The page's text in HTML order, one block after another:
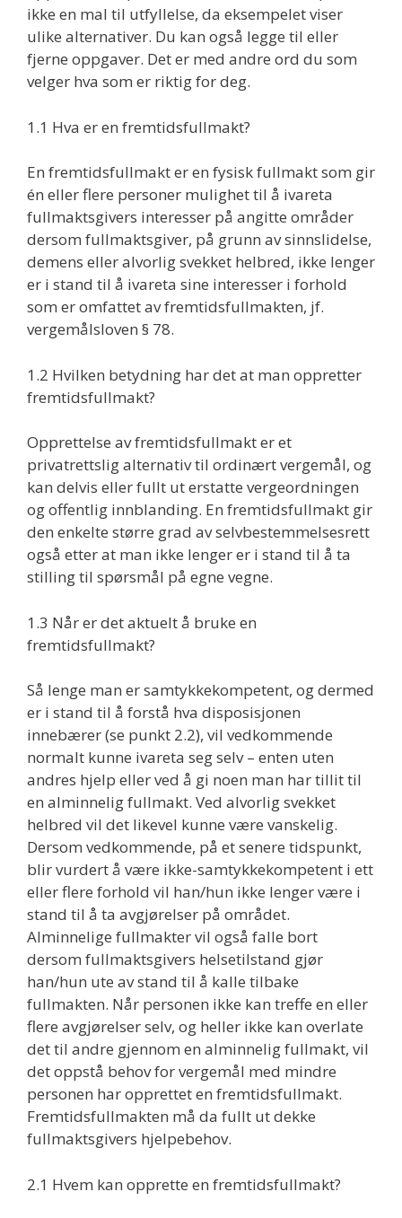
ikke en mal til utfyllelse, da eksempelet viser
ulike alternativer. Du kan også legge til eller
fjerne oppgaver. Det er med andre ord du som
velger hva som er riktig for deg.
1.1 Hva er en fremtidsfullmakt?
En fremtidsfullmakt er en fysisk fullmakt som gir
én eller flere personer mulighet til å ivareta
fullmaktsgivers interesser på angitte områder
dersom fullmaktsgiver, på grunn av sinnslidelse,
demens eller alvorlig svekket helbred, ikke lenger
er i stand til å ivareta sine interesser i forhold
som er omfattet av fremtidsfullmakten, jf.
vergemålsloven § 78.
1.2 Hvilken betydning har det at man oppretter
fremtidsfullmakt?
Opprettelse av fremtidsfullmakt er et
privatrettslig alternativ til ordinært vergemål, og
kan delvis eller fullt ut erstatte vergeordningen
og offentlig innblanding. En fremtidsfullmakt gir
den enkelte større grad av selvbestemmelsesrett
også etter at man ikke lenger er i stand til å ta
stilling til spørsmål på egne vegne.
1.3 Når er det aktuelt å bruke en
fremtidsfullmakt?
Så lenge man er samtykkekompetent, og dermed
er i stand til å forstå hva disposisjonen
innebærer (se punkt 2.2), vil vedkommende
normalt kunne ivareta seg selv – enten uten
andres hjelp eller ved å gi noen man har tillit til
en alminnelig fullmakt. Ved alvorlig svekket
helbred vil det likevel kunne være vanskelig.
Dersom vedkommende, på et senere tidspunkt,
blir vurdert å være ikke-samtykkekompetent i ett
eller flere forhold vil han/hun ikke lenger være i
stand til å ta avgjørelser på området.
Alminnelige fullmakter vil også falle bort
dersom fullmaktsgivers helsetilstand gjør
han/hun ute av stand til å kalle tilbake
fullmakten. Når personen ikke kan treffe en eller
flere avgjørelser selv, og heller ikke kan overlate
det til andre gjennom en alminnelig fullmakt, vil
det oppstå behov for vergemål med mindre
personen har opprettet en fremtidsfullmakt.
Fremtidsfullmakten må da fullt ut dekke
fullmaktsgivers hjelpebehov.
2.1 Hvem kan opprette en fremtidsfullmakt?